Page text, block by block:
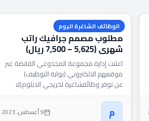
الوظائف الشاغرة اليوم
مطلوب مصمم جرافيك راتب
شهري (5,625 – 7,500 ريال)
اعلنت إدارة مجموعة المجدوعي القابضة عبر
موقعهم الالكتروني (بوابة التوظيف)
عن توفر وظائفشاغرة لخريجي الدبلوم(لا
يشترط الخبرة) للعمل بمدينة الدمام ، وذلك
وفقاً للتفاصيل...
م 9 أغسطس، 2023